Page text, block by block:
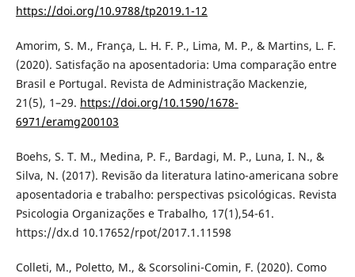
https://doi.org/10.9788/tp2019.1-12
Amorim, S. M., França, L. H. F. P., Lima, M. P., & Martins, L. F.
(2020). Satisfação na aposentadoria: Uma comparação entre
Brasil e Portugal. Revista de Administração Mackenzie,
21(5), 1–29. https://doi.org/10.1590/1678-
6971/eramg200103
Boehs, S. T. M., Medina, P. F., Bardagi, M. P., Luna, I. N., &
Silva, N. (2017). Revisão da literatura latino-americana sobre
aposentadoria e trabalho: perspectivas psicológicas. Revista
Psicologia Organizações e Trabalho, 17(1),54-61.
https://dx.d 10.17652/rpot/2017.1.11598
Colleti, M., Poletto, M., & Scorsolini-Comin, F. (2020). Como